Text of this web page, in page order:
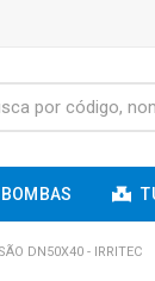
BOMBAS
DN50X40 - IRRITEC